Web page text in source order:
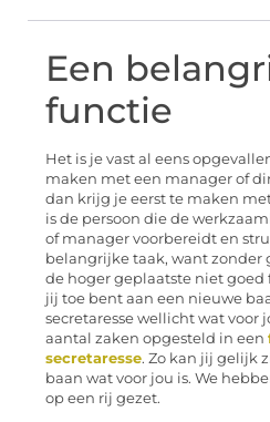
Een
functie
Het is je vast al eens
maken met een manager of
dan krijg je eerst te maken
is de persoon die de
of manager voorbereidt en
belangrijke taak, want zonder
de hoger geplaatste niet
jij toe bent aan een nieuwe
secretaresse wellicht wat voor
aantal zaken opgesteld in een
secretaresse. Zo kan jij gelijk
baan wat voor jou is. We
op een rij gezet.